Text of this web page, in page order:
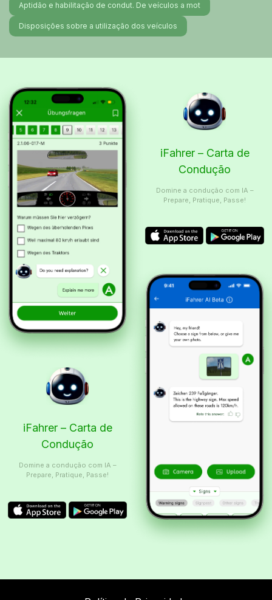
Aptidão e habilitação de condut. De veículos a mot
Disposições sobre a utilização dos veículos
iFahrer – Carta de
Condução
Domine a condução com IA –
Prepare, Pratique, Passe!
iFahrer – Carta de
Condução
Domine a condução com IA –
Prepare, Pratique, Passe!